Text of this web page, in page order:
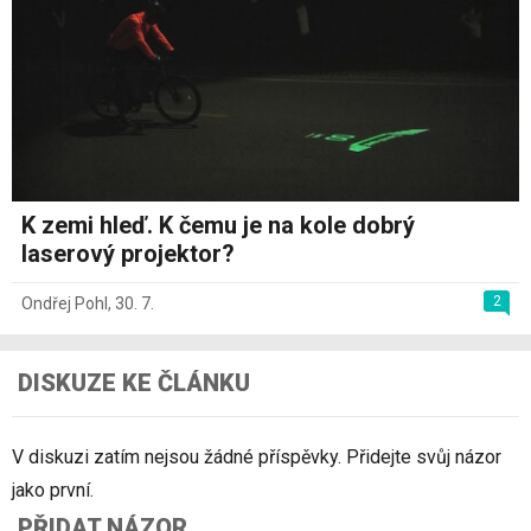
K zemi hleď. K čemu je na kole dobrý
laserový projektor?
2
Ondřej Pohl , 30. 7.
DISKUZE KE ČLÁNKU
V diskuzi zatím nejsou žádné příspěvky. Přidejte svůj názor
jako první.